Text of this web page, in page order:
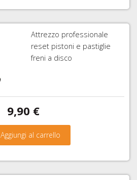
Attrezzo professionale
reset pistoni e pastiglie
freni a disco
9,90 €
Aggiungi al carrello